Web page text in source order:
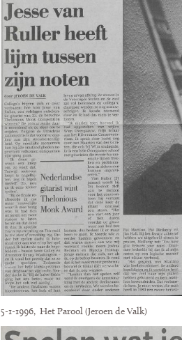
5-1-1996, Het Parool (Jeroen de Valk)